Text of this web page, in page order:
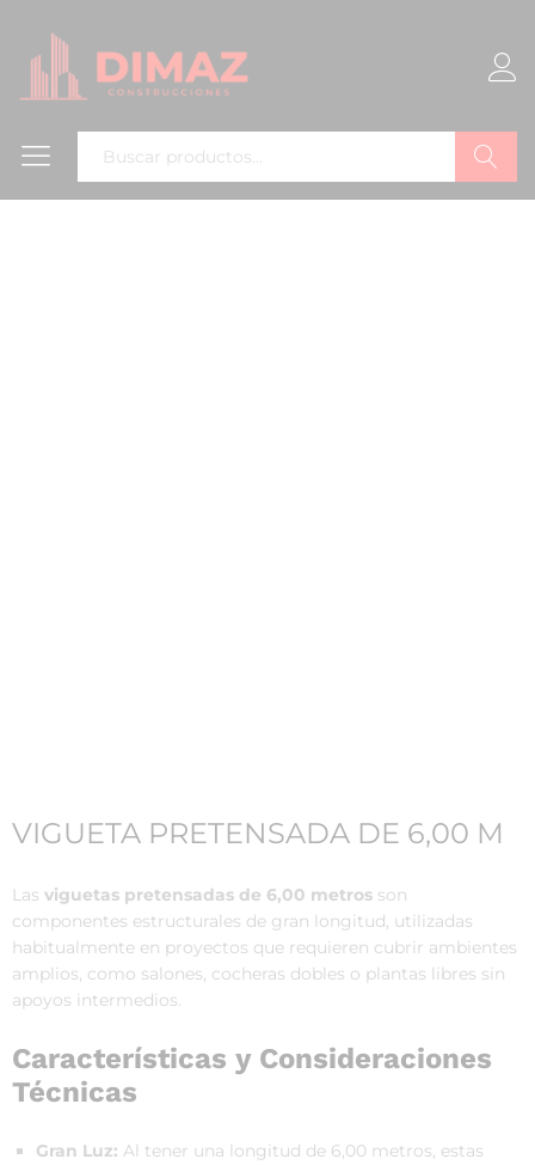
Buscar
VIGUETA PRETENSADA DE 6,00 M
Las viguetas pretensadas de 6,00 metros son
componentes estructurales de gran longitud, utilizadas
habitualmente en proyectos que requieren cubrir ambientes
amplios, como salones, cocheras dobles o plantas libres sin
apoyos intermedios.
Características y Consideraciones
Técnicas
Gran Luz: Al tener una longitud de 6,00 metros, estas